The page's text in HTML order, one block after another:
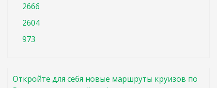
2666
2604
973
Откройте для себя новые маршруты круизов по